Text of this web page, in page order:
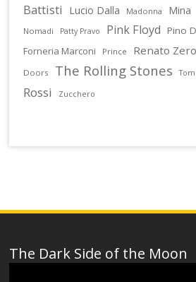
Battisti
Lucio Dalla Madonna Mina
Nomadi Patty Pravo Pink Floyd Pino
Forneria Marconi
Prince Renato Zero
Doors
The Rolling Stones
Rossi
Zucchero
The Dark Side of the Moon